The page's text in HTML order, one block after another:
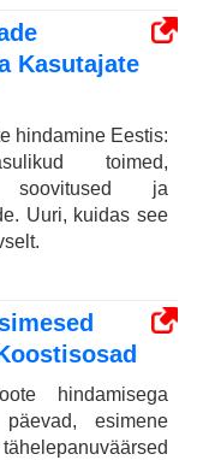
Kasutajate
hindamine Eestis:
toimed,
soovitused ja
Uuri, kuidas see
hindamisega
esimene